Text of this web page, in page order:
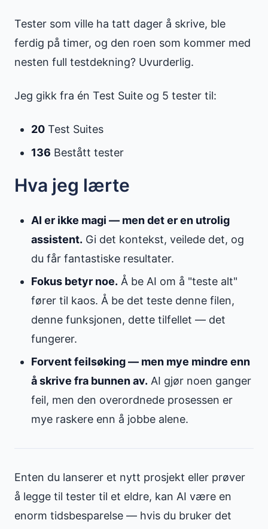
Tester som ville ha tatt dager å skrive, ble
ferdig på timer, og den roen som kommer med
nesten full testdekning? Uvurderlig.
Jeg gikk fra én Test Suite og 5 tester til:
20 Test Suites
136 Bestått tester
Hva jeg lærte
AI er ikke magi — men det er en utrolig
assistent. Gi det kontekst, veilede det, og
du får fantastiske resultater.
Fokus betyr noe. Å be AI om å "teste alt"
fører til kaos. Å be det teste denne filen,
denne funksjonen, dette tilfellet — det
fungerer.
Forvent feilsøking — men mye mindre enn
å skrive fra bunnen av. AI gjør noen ganger
feil, men den overordnede prosessen er
mye raskere enn å jobbe alene.
Enten du lanserer et nytt prosjekt eller prøver
å legge til tester til et eldre, kan AI være en
enorm tidsbesparelse — hvis du bruker det